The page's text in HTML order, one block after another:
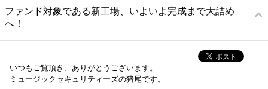
ファンド対象である新工場、いよいよ完成まで大詰め
へ！
いつもご覧頂き、ありがとうございます。
ミュージックセキュリティーズの猪尾です。